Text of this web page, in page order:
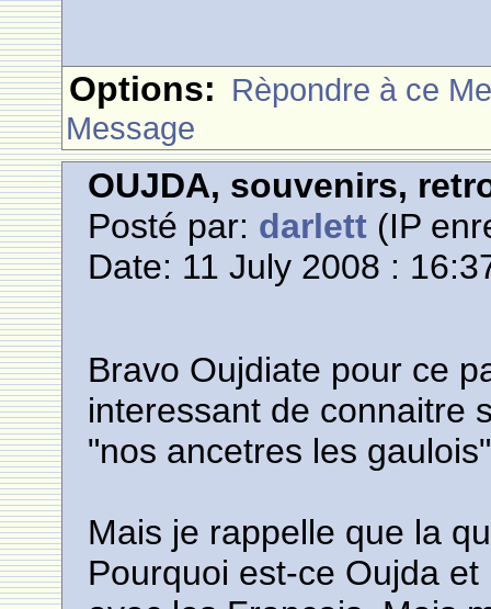
Options: Rèpondre à ce
Message
OUJDA, souvenirs,
Posté par: darlett (IP
Date: 11 July 2008 :
Bravo Oujdiate pour ce
interessant de connaitre
"nos ancetres les
Mais je rappelle que la
Pourquoi est-ce Oujda